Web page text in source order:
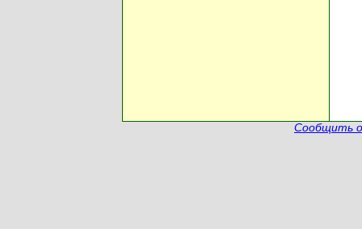
Сообщить о